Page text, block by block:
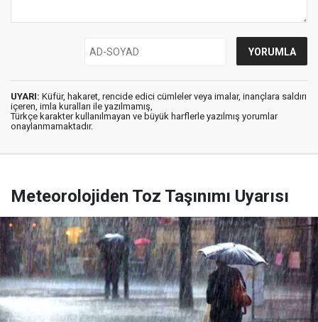
UYARI: Küfür, hakaret, rencide edici cümleler veya imalar, inançlara saldırı
içeren, imla kuralları ile yazılmamış,
Türkçe karakter kullanılmayan ve büyük harflerle yazılmış yorumlar
onaylanmamaktadır.
Meteorolojiden Toz Taşınımı Uyarısı